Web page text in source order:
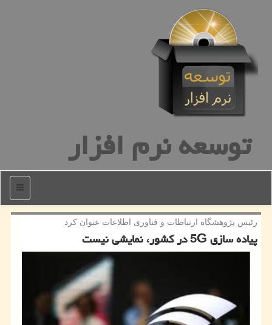
توسعه نرم افزار
منو
رئیس پژوهشگاه ارتباطات و فناوری اطلاعات عنوان كرد
پیاده سازی 5G در كشور، نمایشی نیست